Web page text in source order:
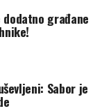
građane
Sabor je